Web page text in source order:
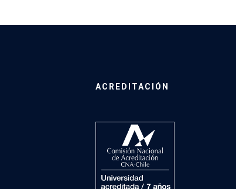
ACREDITACIÓN